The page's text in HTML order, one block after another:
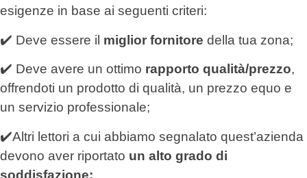
esigenze in base ai seguenti criteri:
✔️ Deve essere il miglior fornitore della tua zona;
✔️ Deve avere un ottimo rapporto qualità/prezzo,
offrendoti un prodotto di qualità, un prezzo equo e
un servizio professionale;
✔️Altri lettori a cui abbiamo segnalato quest’azienda
devono aver riportato un alto grado di
soddisfazione;